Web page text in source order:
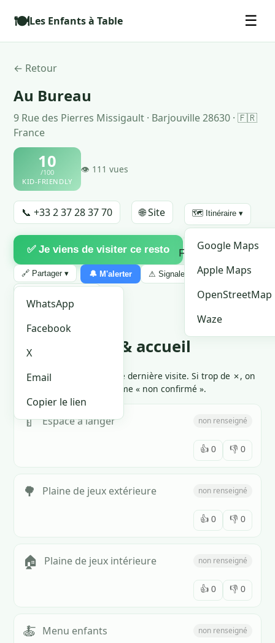
🍽️Les Enfants à Table ☰
← Retour
Au Bureau
9 Rue des Pierres Missigault · Barjouville 28630 · 🇫🇷
France
10
/100
KID-FRIENDLY
👁 111 vues
📞 +33 2 37 28 37 70 🌐 Site 🗺️ Itinéraire ▾
Google Maps
Apple Maps
OpenStreetMap
Waze
✅ Je viens de visiter ce resto
♡
Favori
🔗 Partager ▾
WhatsApp
Facebook
X
Email
Copier le lien
🔔 M'alerter
⚠ Signaler
Équipements & accueil
Cliquez 👍 ou 👎 selon votre dernière visite. Si trop de ✗, on
marque l'équipement comme « non confirmé ».
🍼 Espace à langer non renseigné
👍 0 👎 0
🌳 Plaine de jeux extérieure non renseigné
👍 0 👎 0
🏠 Plaine de jeux intérieure non renseigné
👍 0 👎 0
🍝 Menu enfants non renseigné